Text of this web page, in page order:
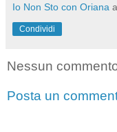
Io Non Sto con Oriana
Condividi
Nessun
Posta un